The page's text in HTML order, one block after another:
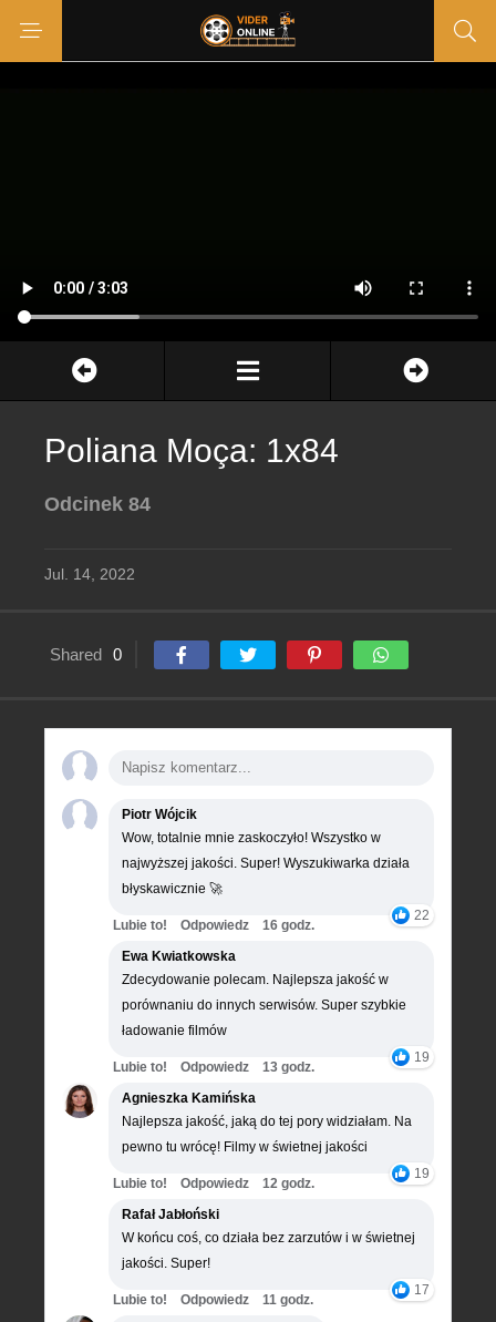
Poliana Moça: 1x84
Odcinek 84
Jul. 14, 2022
Shared 0
Piotr Wójcik
Wow, totalnie mnie zaskoczyło! Wszystko w
najwyższej jakości. Super! Wyszukiwarka działa
błyskawicznie 🚀
22
Lubie to! Odpowiedz
16 godz.
Ewa Kwiatkowska
Zdecydowanie polecam. Najlepsza jakość w
porównaniu do innych serwisów. Super szybkie
ładowanie filmów
19
Lubie to! Odpowiedz
13 godz.
Agnieszka Kamińska
Najlepsza jakość, jaką do tej pory widziałam. Na
pewno tu wrócę! Filmy w świetnej jakości
19
Lubie to! Odpowiedz
12 godz.
Rafał Jabłoński
W końcu coś, co działa bez zarzutów i w świetnej
jakości. Super!
17
Lubie to! Odpowiedz
11 godz.